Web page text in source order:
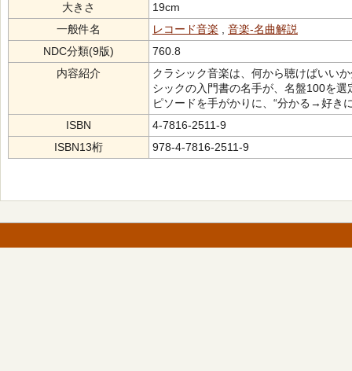
大きさ
19cm
一般件名
レコード音楽
音楽-名曲解説
NDC分類(9版)
760.8
内容紹介
クラシック音楽は、何から聴けばいい
シックの入門書の名手が、名盤100を
ピソードを手がかりに、“分かる→好き
ISBN
4-7816-2511-9
ISBN13桁
978-4-7816-2511-9